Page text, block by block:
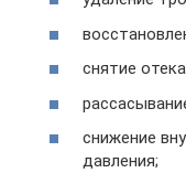
снятие
снижение
давления;